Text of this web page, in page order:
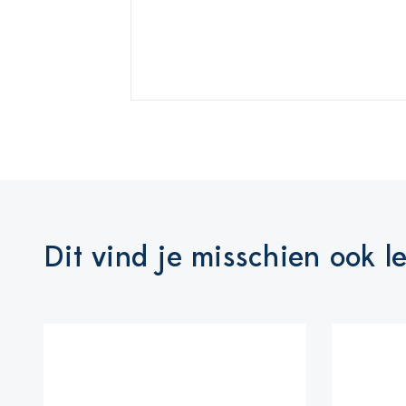
Dit vind je misschien ook